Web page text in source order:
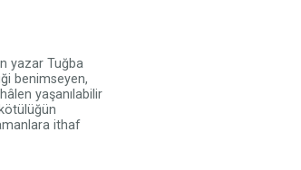
yazar Tuğba
benimseyen,
yaşanılabilir
ithaf